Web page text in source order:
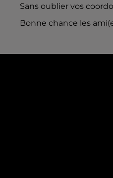
Sans oublier vos
Bonne chance les